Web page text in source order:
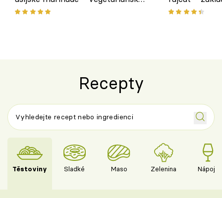
chuťovka z grilu
Recepty
Těstoviny Sladké Maso Zelenina Nápoje